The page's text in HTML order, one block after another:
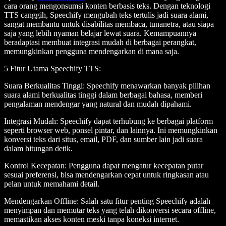
cara orang mengonsumsi konten berbasis teks. Dengan teknologi
TTS canggih, Speechify mengubah teks tertulis jadi suara alami,
sangat membantu untuk disabilitas membaca, tunanetra, atau siapa
saja yang lebih nyaman belajar lewat suara. Kemampuannya
beradaptasi membuat integrasi mudah di berbagai perangkat,
memungkinkan pengguna mendengarkan di mana saja.
5 Fitur Utama Speechify TTS:
Suara Berkualitas Tinggi: Speechify menawarkan banyak pilihan
suara alami berkualitas tinggi dalam berbagai bahasa, memberi
pengalaman mendengar yang natural dan mudah dipahami.
Integrasi Mudah: Speechify dapat terhubung ke berbagai platform
seperti browser web, ponsel pintar, dan lainnya. Ini memungkinkan
konversi teks dari situs, email, PDF, dan sumber lain jadi suara
dalam hitungan detik.
Kontrol Kecepatan: Pengguna dapat mengatur kecepatan putar
sesuai preferensi, bisa mendengarkan cepat untuk ringkasan atau
pelan untuk memahami detail.
Mendengarkan Offline: Salah satu fitur penting Speechify adalah
menyimpan dan memutar teks yang telah dikonversi secara offline,
memastikan akses konten meski tanpa koneksi internet.